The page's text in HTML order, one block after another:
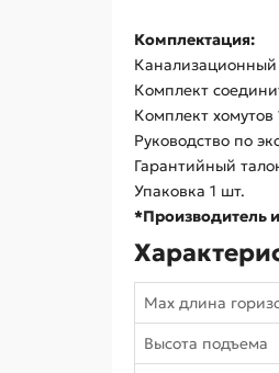
Комплектация:
Канализационный
Комплект
Комплект хомутов
Руководство по
Гарантийный
Упаковка 1 шт.
*Производитель
Max длина
Высота подъема